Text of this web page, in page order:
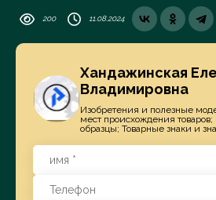
200 11.08.2024
Хандажинская
Владимировна
Изобретения и полезные
мест происхождения
образцы; Товарные знаки и